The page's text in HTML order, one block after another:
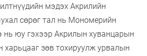
мэдэх Акрилийн
сөрөг тал нь Мономерийн
юу гэхээр Акрилын хуванцарын
харьцааг зөв тохируулж урвалын